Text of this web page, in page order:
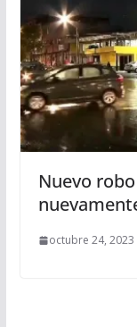
Nuevo
octubre 24, 2023